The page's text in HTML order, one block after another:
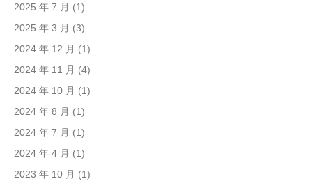
2025 年 7 月 (1)
2025 年 3 月 (3)
2024 年 12 月 (1)
2024 年 11 月 (4)
2024 年 10 月 (1)
2024 年 8 月 (1)
2024 年 7 月 (1)
2024 年 4 月 (1)
2023 年 10 月 (1)